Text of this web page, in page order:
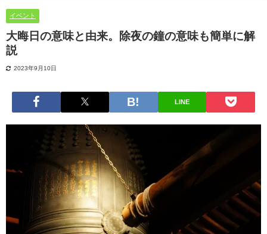
イベント
大晦日の意味と由来。除夜の鐘の意味も簡単に解
説
2023年9月10日
LINE